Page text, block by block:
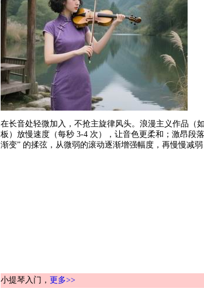
在长音处轻微加入，不抢主旋律风头。浪漫主义作品（
板）放慢速度（每秒 3-4 次），让音色更柔和；激昂段
渐变” 的揉弦，从微弱的滚动逐渐增强幅度，再慢慢减
小提琴入门， 更多>>